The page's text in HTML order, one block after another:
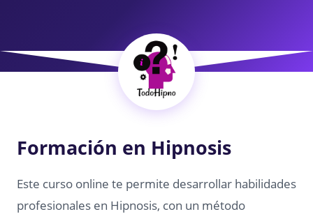
Formación en Hipnosis
Este curso online te permite desarrollar habilidades
profesionales en Hipnosis, con un método